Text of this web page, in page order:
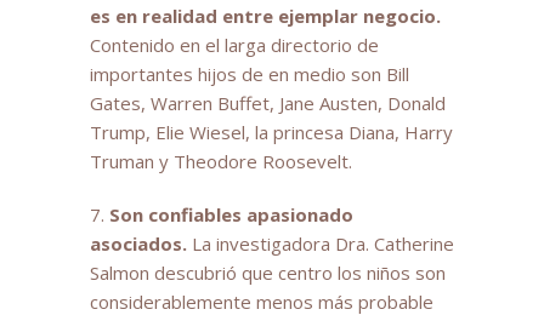
es en realidad entre ejemplar negocio.
Contenido en el larga directorio de
importantes hijos de en medio son Bill
Gates, Warren Buffet, Jane Austen, Donald
Trump, Elie Wiesel, la princesa Diana, Harry
Truman y Theodore Roosevelt.
7. Son confiables apasionado
asociados. La investigadora Dra. Catherine
Salmon descubrió que centro los niños son
considerablemente menos más probable